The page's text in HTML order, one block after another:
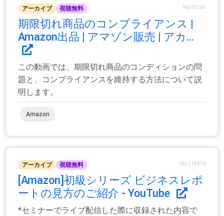
アーカイブ 視聴無料 No.92163
期限切れ商品のコンプライアンス |
Amazon出品 | アマゾン販売 | アカ...
この動画では、期限切れ商品のコンディションの問
題と、コンプライアンスを維持する方法について説
明します。
Amazon
アーカイブ 視聴無料 No.118274
[Amazon]初級シリーズ ビジネスレポ
ートの見方のご紹介 - YouTube
*セミナーでライブ配信した際に収録された内容で